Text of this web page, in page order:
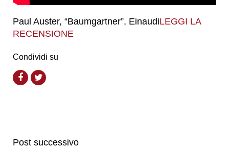
Paul Auster, “Baumgartner”, EinaudiLEGGI LA
RECENSIONE
Condividi su
Post successivo